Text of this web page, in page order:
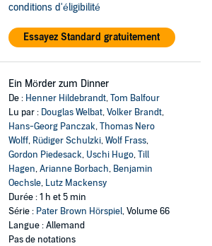
conditions d'éligibilité
Essayez Standard gratuitement
Ein Mörder zum Dinner
De : Henner Hildebrandt,Tom Balfour
Lu par : Douglas Welbat,Volker Brandt,
Hans-Georg Panczak,Thomas Nero
Wolff, Rüdiger Schulzki,Wolf Frass,
Gordon Piedesack, Uschi Hugo,Till
Hagen,Arianne Borbach, Benjamin
Oechsle, Lutz Mackensy
Durée : 1 h et 5 min
Série : Pater Brown Hörspiel, Volume 66
Langue : Allemand
Pas de notations